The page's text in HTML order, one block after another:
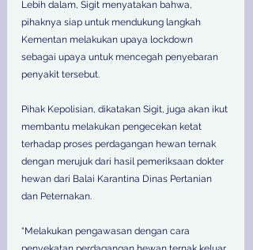
Lebih dalam, Sigit menyatakan bahwa,
pihaknya siap untuk mendukung langkah
Kementan melakukan upaya lockdown
sebagai upaya untuk mencegah penyebaran
penyakit tersebut.
Pihak Kepolisian, dikatakan Sigit, juga akan ikut
membantu melakukan pengecekan ketat
terhadap proses perdagangan hewan ternak
dengan merujuk dari hasil pemeriksaan dokter
hewan dari Balai Karantina Dinas Pertanian
dan Peternakan.
“Melakukan pengawasan dengan cara